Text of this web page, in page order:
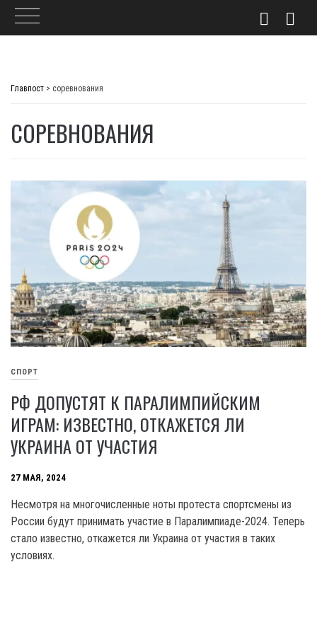
Главпост > соревнования
СОРЕВНОВАНИЯ
СПОРТ
РФ ДОПУСТЯТ К ПАРАЛИМПИЙСКИМ
ИГРАМ: ИЗВЕСТНО, ОТКАЖЕТСЯ ЛИ
УКРАИНА ОТ УЧАСТИЯ
27 МАЯ, 2024
Несмотря на многочисленные ноты протеста спортсмены из
России будут принимать участие в Паралимпиаде-2024. Теперь
стало известно, откажется ли Украина от участия в таких
условиях.